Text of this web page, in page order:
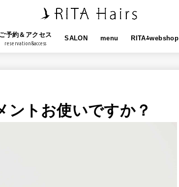
ご予約＆アクセス
reservation&access
SALON menu RITA⁂webshop
ントお使いですか？